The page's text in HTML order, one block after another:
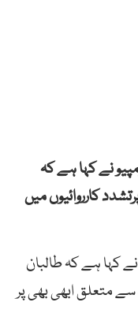
نے کہا ہے کہ
کارروائیوں میں
کہا ہے کہ طالبان
متعلق ابھی بھی پر